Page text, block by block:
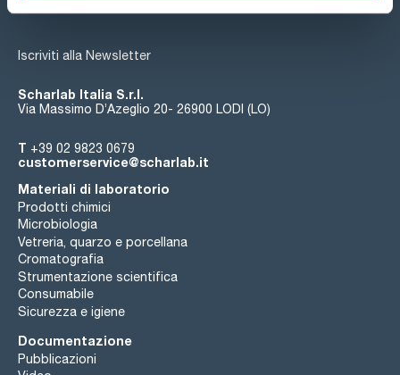
Iscriviti alla Newsletter
Scharlab Italia S.r.l.
Via Massimo D’Azeglio 20- 26900 LODI (LO)
T +39 02 9823 0679
customerservice@scharlab.it
Materiali di laboratorio
Prodotti chimici
Microbiologia
Vetreria, quarzo e porcellana
Cromatografia
Strumentazione scientifica
Consumabile
Sicurezza e igiene
Documentazione
Pubblicazioni